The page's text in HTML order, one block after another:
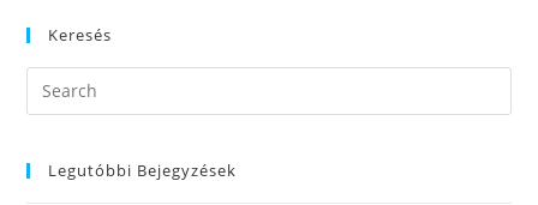
Keresés
Legutóbbi Bejegyzések